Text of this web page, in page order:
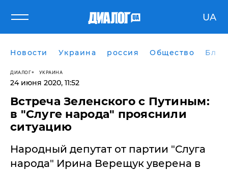
UA
Новости Украина россия Общество
ДИАЛОГ УКРАИНА
24 июня 2020, 11:52
Встреча Зеленского с Путиным:
в "Слуге народа" прояснили
ситуацию
Народный депутат от партии "Слуга
народа" Ирина Верещук уверена в